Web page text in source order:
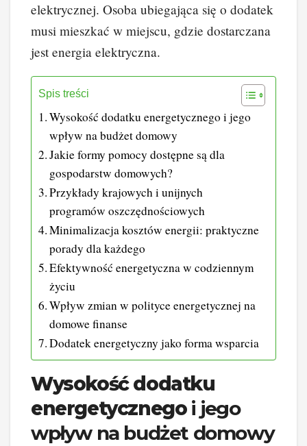
elektrycznej. Osoba ubiegająca się o dodatek
musi mieszkać w miejscu, gdzie dostarczana
jest energia elektryczna.
Spis treści
Wysokość dodatku energetycznego i jego
wpływ na budżet domowy
Jakie formy pomocy dostępne są dla
gospodarstw domowych?
Przykłady krajowych i unijnych
programów oszczędnościowych
Minimalizacja kosztów energii: praktyczne
porady dla każdego
Efektywność energetyczna w codziennym
życiu
Wpływ zmian w polityce energetycznej na
domowe finanse
Dodatek energetyczny jako forma wsparcia
Wysokość dodatku
energetycznegoi jego
wpływ na budżet domowy